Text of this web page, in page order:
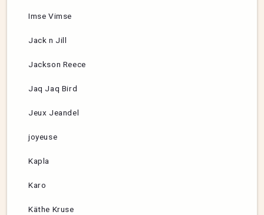
Imse Vimse
Jack n Jill
Jackson Reece
Jaq Jaq Bird
Jeux Jeandel
joyeuse
Kapla
Karo
Käthe Kruse